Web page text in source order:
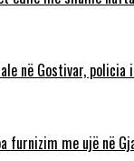
në Gostivar,
furnizim me ujë në